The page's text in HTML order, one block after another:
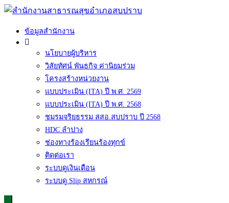
Skip
content
สำนักงานสาธารณสุขอำเภอสบปราบ
ข้อมูลสำนักงาน
นโยบายผู้บริหาร
วิสัยทัศน์ พันธกิจ ค่านิยมร่วม
โครงสร้างหน่วยงาน
แบบประเมิน (ITA) ปี พ.ศ. 2569
แบบประเมิน (ITA) ปี พ.ศ. 2568
ชมรมจริยธรรม สสอ.สบปราบ ปี 2568
HDC ลำปาง
ช่องทางร้องเรียนร้องทุกข์
ติดต่อเรา
ระบบดูเงินเดือน
ระบบดู Slip สหกรณ์